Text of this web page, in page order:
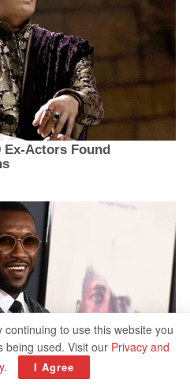
to use this website you
being used. Visit our Privacy and
. I Agree